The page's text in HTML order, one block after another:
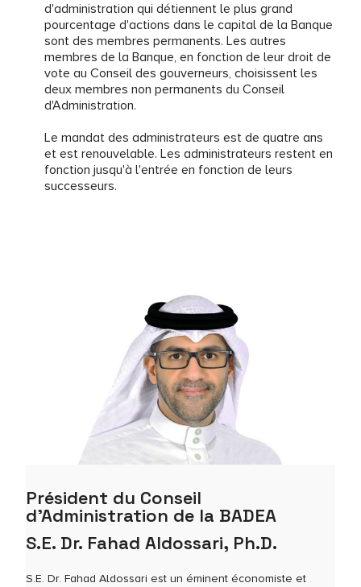
d'administration qui détiennent le plus grand
pourcentage d'actions dans le capital de la Banque
sont des membres permanents. Les autres
membres de la Banque, en fonction de leur droit de
vote au Conseil des gouverneurs, choisissent les
deux membres non permanents du Conseil
d'Administration.
Le mandat des administrateurs est de quatre ans
et est renouvelable. Les administrateurs restent en
fonction jusqu'à l'entrée en fonction de leurs
successeurs.
Président du Conseil
d’Administration de la BADEA
S.E. Dr. Fahad Aldossari, Ph.D.
S.E. Dr. Fahad Aldossari est un éminent économiste et